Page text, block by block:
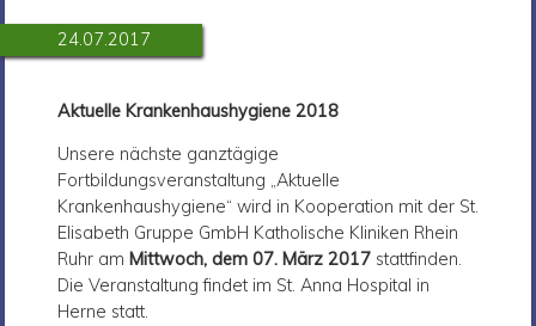
24.07.2017
Aktuelle Krankenhaushygiene 2018
Unsere nächste ganztägige
Fortbildungsveranstaltung „Aktuelle
Krankenhaushygiene“ wird in Kooperation mit der St.
Elisabeth Gruppe GmbH Katholische Kliniken Rhein
Ruhr am Mittwoch, dem 07. März 2017stattfinden.
Die Veranstaltung findet im St. Anna Hospital in
Herne statt.